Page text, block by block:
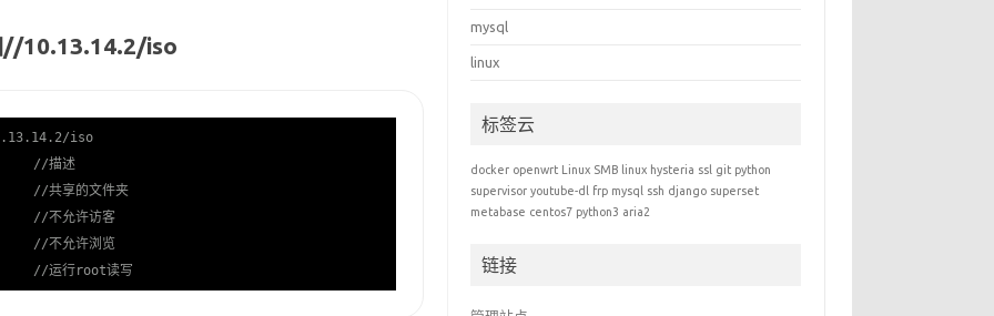
10.13.14.2/iso
iso
//描述
//共享的文件夹
//不允许访客
//不允许浏览
//运行root读写
mysql
linux
标签云
docker openwrt Linux SMB linux hysteria ssl git python
supervisor youtube-dl frp mysql ssh django superset
metabase centos7 python3 aria2
链接